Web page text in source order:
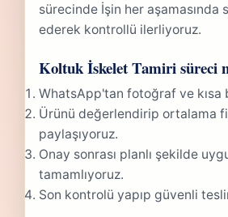
sürecinde İşin her aşamasında
ederek kontrollü ilerliyoruz.
Koltuk İskelet Tamiri süreci
WhatsApp'tan fotoğraf ve kısa
Ürünü değerlendirip ortalama
paylaşıyoruz.
Onay sonrası planlı şekilde
tamamlıyoruz.
Son kontrolü yapıp güvenli